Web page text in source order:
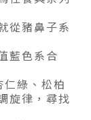
從豬鼻子系
藍色系合
綠、松柏
旋律，尋找